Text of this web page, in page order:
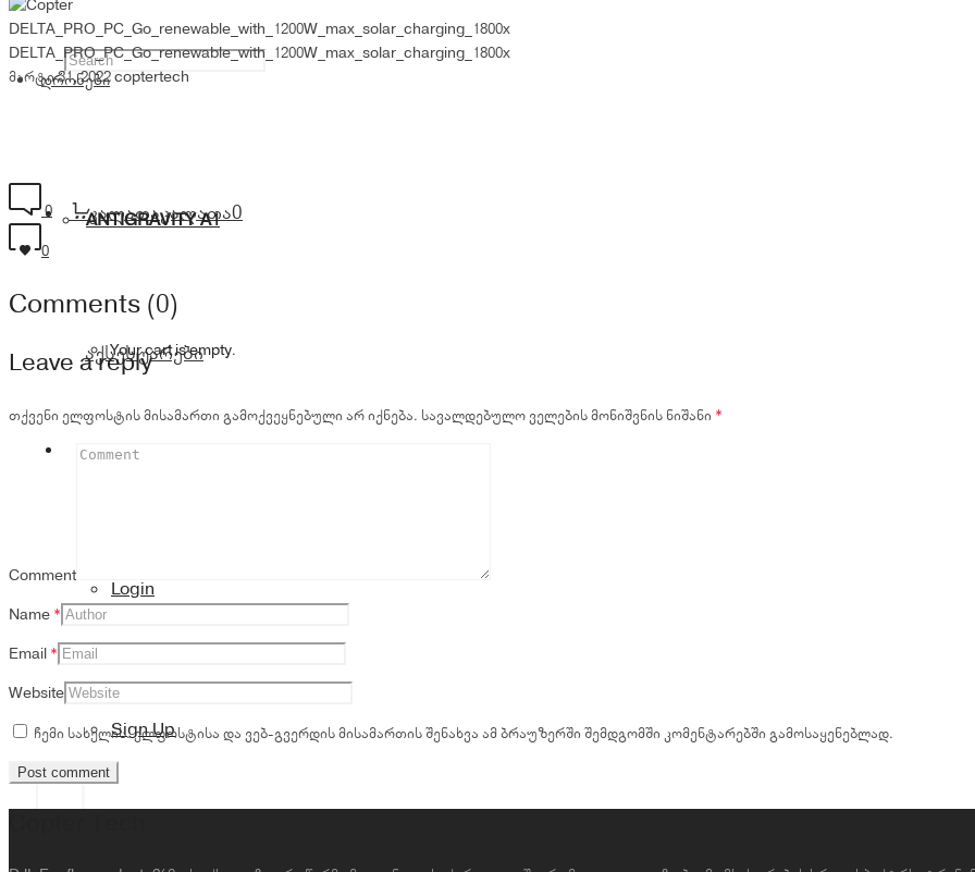
კალათაკალათა0
Your cart is empty.
Login
Sign Up
დრონები
ANTIGRAVITY A1
აქსესუარები
DELTA_PRO_PC_Go_renewable_with_1200W_max_solar_charging_1800x
DELTA_PRO_PC_Go_renewable_with_1200W_max_solar_charging_1800x
მარტი 31, 2022coptertech
0
0
Comments (0)
Leave a reply
თქვენი ელფოსტის მისამართი გამოქვეყნებული არ იქნება. სავალდებულო ველების მონიშვნის ნიშანი *
Comment
Name *
Email *
Website
ჩემი სახელის. ელფოსტისა და ვებ-გვერდის მისამართის შენახვა ამ ბრაუზერში შემდგომში კომენტარებში გამოსაყენებლად.